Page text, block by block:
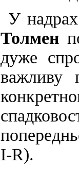
У
Толмен
дуже
важливу
I-R).